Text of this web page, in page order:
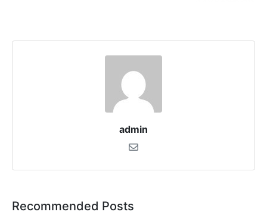
admin
Recommended Posts